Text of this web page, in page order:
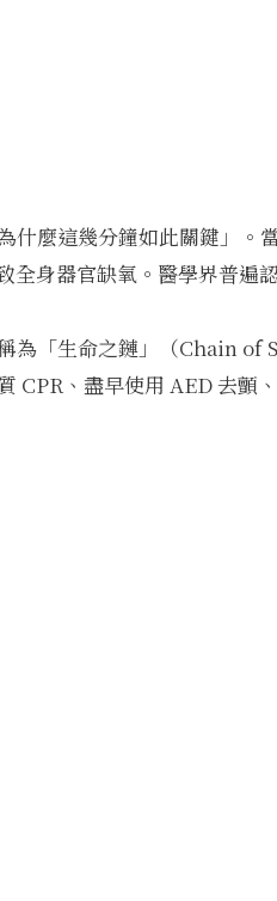
什麼這幾分鐘如此關鍵」。
全身器官缺氧。醫學界普遍
為「生命之鏈」（Chain of
CPR、盡早使用 AED 去顫